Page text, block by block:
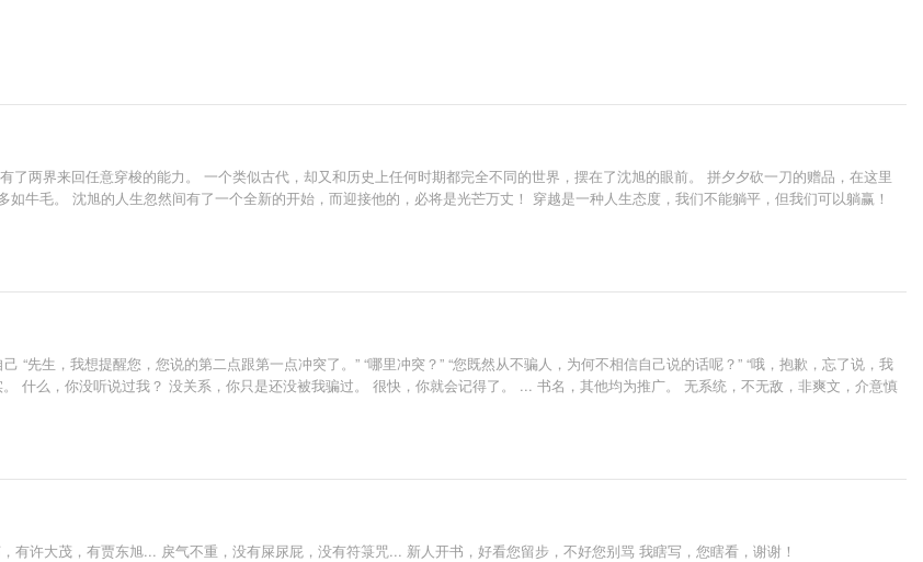
了两界来回任意穿梭的能力。 一个类似古代，却又和历史上任何时期都完全不同的世界，摆在了沈旭的眼前。 拼夕夕砍一刀的赠品，在这里
牛毛。 沈旭的人生忽然间有了一个全新的开始，而迎接他的，必将是光芒万丈！ 穿越是一种人生态度，我们不能躺平，但我们可以躺赢！
“先生，我想提醒您，您说的第二点跟第一点冲突了。” “哪里冲突？” “您既然从不骗人，为何不相信自己说的话呢？” “哦，抱歉，忘了说，我
什么，你没听说过我？ 没关系，你只是还没被我骗过。 很快，你就会记得了。 ... 书名，其他均为推广。 无系统，不无敌，非爽文，介意慎
有许大茂，有贾东旭... 戾气不重，没有屎尿屁，没有符箓咒... 新人开书，好看您留步，不好您别骂 我瞎写，您瞎看，谢谢！